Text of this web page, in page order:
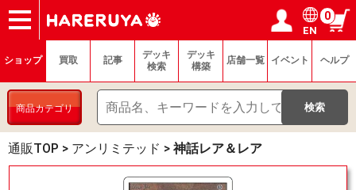
ショップ
買取
記事
デッキ検索
デッキ構築
選手一覧
店舗一覧
イベント
ヘルプ
お問い合わせ ログイン／会員登録
マイページ
EN
0
ショップ 買取 記事
デッキ
検索
デッキ
構築
店舗一覧 イベント ヘルプ
商品カテゴリ
通販TOP > アンリミテッド > 神話レア＆レア